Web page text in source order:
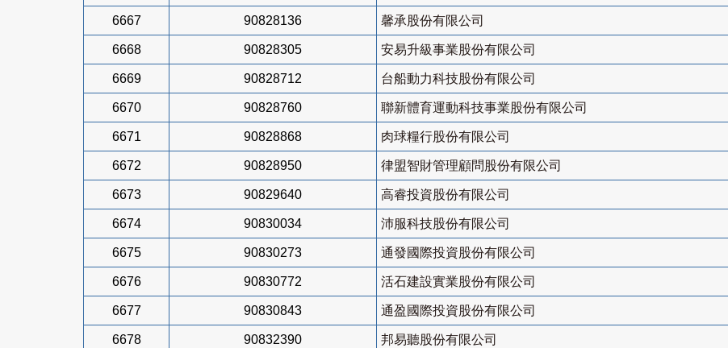
6667 90828136 馨承股份有限公司
6668 90828305 安易升級事業股份有限公司
6669 90828712 台船動力科技股份有限公司
6670 90828760 聯新體育運動科技事業股份有限公司
6671 90828868 肉球糧行股份有限公司
6672 90828950 律盟智財管理顧問股份有限公司
6673 90829640 高睿投資股份有限公司
6674 90830034 沛服科技股份有限公司
6675 90830273 通發國際投資股份有限公司
6676 90830772 活石建設實業股份有限公司
6677 90830843 通盈國際投資股份有限公司
6678 90832390 邦易聽股份有限公司